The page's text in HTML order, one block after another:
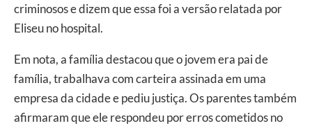
criminosos e dizem que essa foi a versão relatada por
Eliseu no hospital.
Em nota, a família destacou que o jovem era pai de
família, trabalhava com carteira assinada em uma
empresa da cidade e pediu justiça. Os parentes também
afirmaram que ele respondeu por erros cometidos no